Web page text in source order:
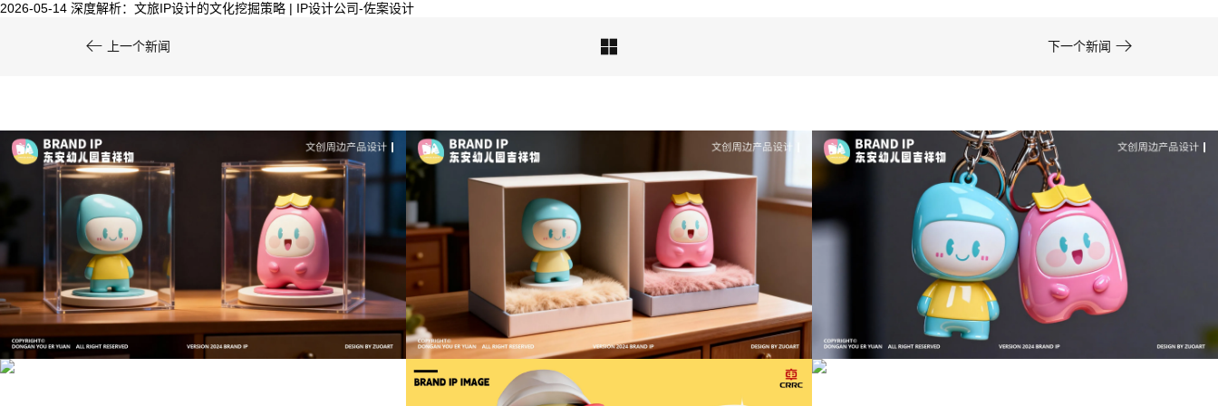
2026-05-14 深度解析：文旅IP设计的文化挖掘策略 | IP设计公司-佐案设计
 上一个新闻  下一个新闻 
文创产品设计的成本控制——实战技巧 | IP设计公
司-佐案设计
从战略高度审视文旅ip设计，我们发现这……
成功案例：品牌IP设计的视觉体系 | IP设计公司-佐
案设计